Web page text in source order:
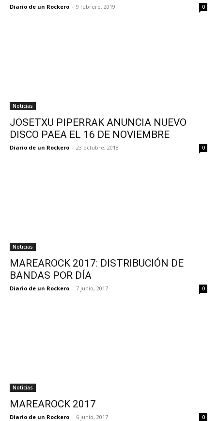
Diario de un Rockero - 9 febrero, 2019 0
Noticias
JOSETXU PIPERRAK ANUNCIA NUEVO
DISCO PAEA EL 16 DE NOVIEMBRE
Diario de un Rockero - 23 octubre, 2018 0
Noticias
MAREAROCK 2017: DISTRIBUCIÓN DE
BANDAS POR DÍA
Diario de un Rockero - 7 junio, 2017 0
Noticias
MAREAROCK 2017
Diario de un Rockero - 6 junio, 2017 0